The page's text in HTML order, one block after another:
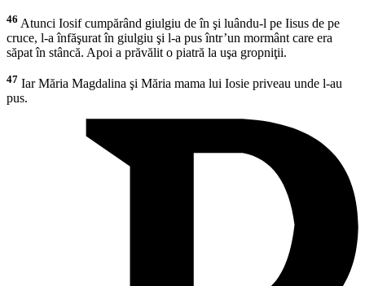
46 Atunci Iosif cumpărând giulgiu de în şi luându-l pe Iisus de pe
cruce, l-a înfăşurat în giulgiu şi l-a pus într’un mormânt care era
săpat în stâncă. Apoi a prăvălit o piatră la uşa gropniţii.
47 Iar Măria Magdalina şi Măria mama lui Iosie priveau unde l-au
pus.